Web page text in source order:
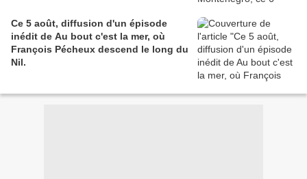
Ce 5 août, diffusion d'un épisode
inédit de Au bout c'est la mer, où
François Pécheux descend le long du
Nil.